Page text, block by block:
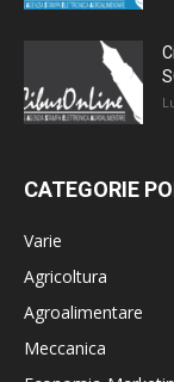
CATEGORIE
Varie
Agricoltura
Agroalimentare
Meccanica